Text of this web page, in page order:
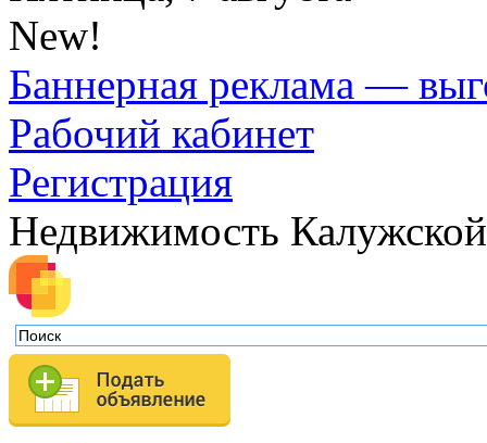
New!
Баннерная реклама —
Рабочий кабинет
Регистрация
Недвижимость